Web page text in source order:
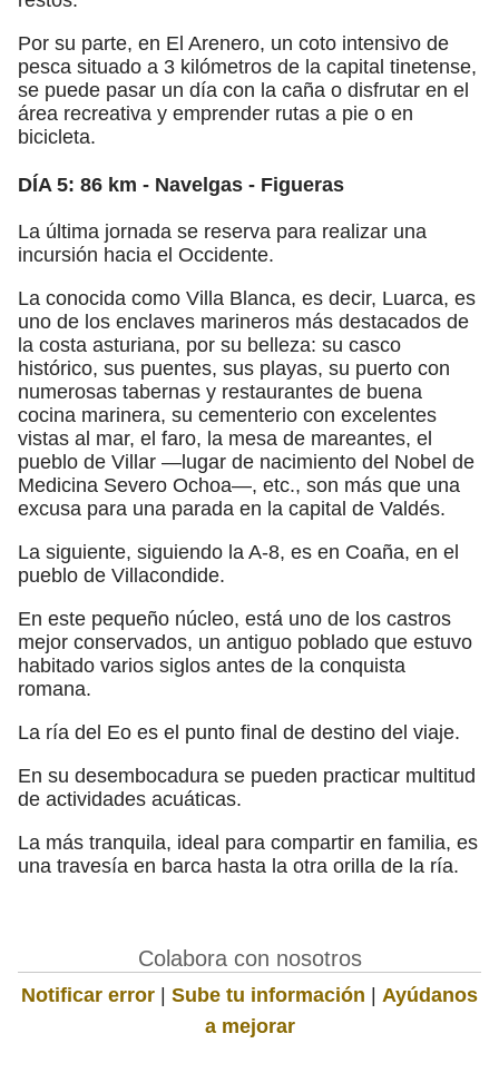
Por su parte, en El Arenero, un coto intensivo de
pesca situado a 3 kilómetros de la capital tinetense,
se puede pasar un día con la caña o disfrutar en el
área recreativa y emprender rutas a pie o en
bicicleta.
DÍA 5: 86 km - Navelgas - Figueras
La última jornada se reserva para realizar una
incursión hacia el Occidente.
La conocida como Villa Blanca, es decir, Luarca, es
uno de los enclaves marineros más destacados de
la costa asturiana, por su belleza: su casco
histórico, sus puentes, sus playas, su puerto con
numerosas tabernas y restaurantes de buena
cocina marinera, su cementerio con excelentes
vistas al mar, el faro, la mesa de mareantes, el
pueblo de Villar —lugar de nacimiento del Nobel de
Medicina Severo Ochoa—, etc., son más que una
excusa para una parada en la capital de Valdés.
La siguiente, siguiendo la A-8, es en Coaña, en el
pueblo de Villacondide.
En este pequeño núcleo, está uno de los castros
mejor conservados, un antiguo poblado que estuvo
habitado varios siglos antes de la conquista
romana.
La ría del Eo es el punto final de destino del viaje.
En su desembocadura se pueden practicar multitud
de actividades acuáticas.
La más tranquila, ideal para compartir en familia, es
una travesía en barca hasta la otra orilla de la ría.
Colabora con nosotros
Notificar error | Sube tu información | Ayúdanos
a mejorar